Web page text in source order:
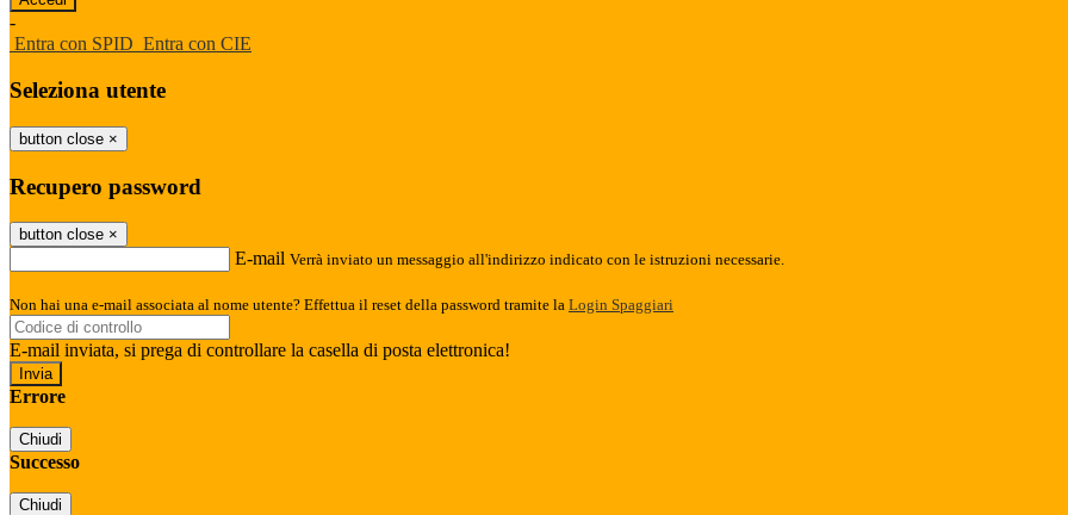
-
Entra con SPID Entra con CIE
Seleziona utente
button close ×
Recupero password
button close ×
E-mail Verrà inviato un messaggio all'indirizzo indicato con le istruzioni necessarie.
Non hai una e-mail associata al nome utente? Effettua il reset della password tramite la Login Spaggiari
E-mail inviata, si prega di controllare la casella di posta elettronica!
Errore
Chiudi
Successo
Chiudi